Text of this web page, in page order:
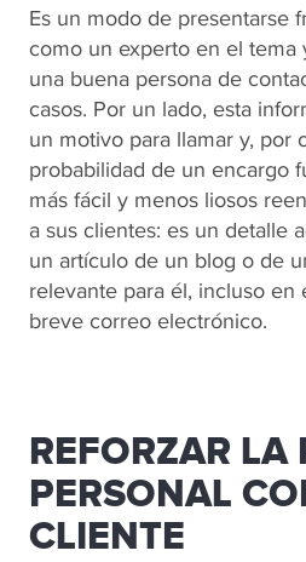
Es un modo de presentarse
como un experto en el tema
una buena persona de
casos. Por un lado, esta
un motivo para llamar y, por
probabilidad de un encargo
más fácil y menos liosos
a sus clientes: es un detalle
un artículo de un blog o de
relevante para él, incluso en
breve correo electrónico.
REFORZAR LA
PERSONAL
CLIENTE